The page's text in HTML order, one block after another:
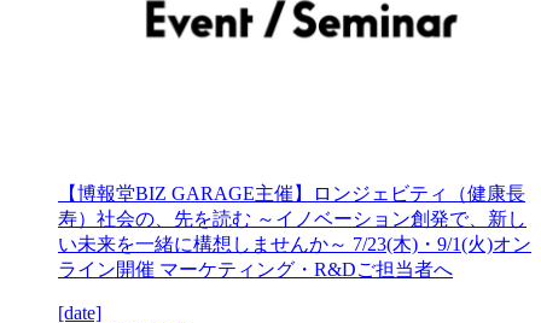
【博報堂BIZ GARAGE主催】ロンジェビティ（健康長
寿）社会の、先を読む ～イノベーション創発で、新し
い未来を一緒に構想しませんか～ 7/23(木)・9/1(火)オン
ライン開催 マーケティング・R&Dご担当者へ
[date]